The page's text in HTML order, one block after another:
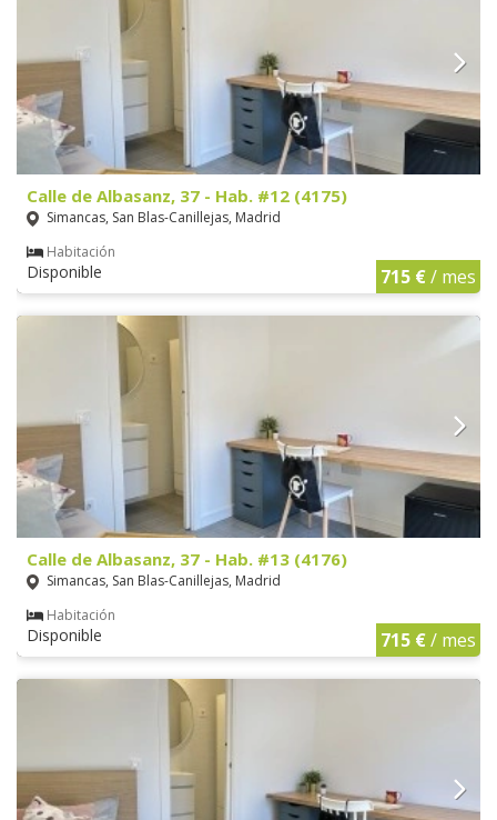
Calle de Albasanz, 37 - Hab. #12 (4175)
Simancas, San Blas-Canillejas, Madrid
Habitación
Disponible 715 €/ mes
Calle de Albasanz, 37 - Hab. #13 (4176)
Simancas, San Blas-Canillejas, Madrid
Habitación
Disponible 715 €/ mes